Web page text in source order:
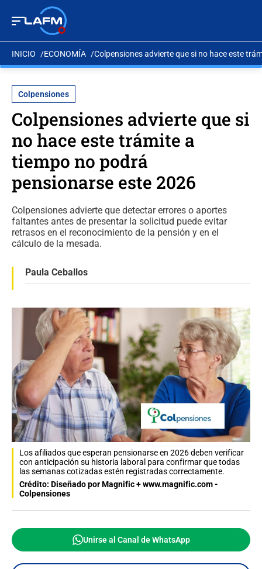
INICIO ECONOMÍA Colpensiones advierte que si no hace este
Colpensiones
Colpensiones advierte que si
no hace este trámite a
tiempo no podrá
pensionarse este 2026
Colpensiones advierte que detectar errores o aportes
faltantes antes de presentar la solicitud puede evitar
retrasos en el reconocimiento de la pensión y en el
cálculo de la mesada.
Paula Ceballos
Los afiliados que esperan pensionarse en 2026 deben verificar
con anticipación su historia laboral para confirmar que todas
las semanas cotizadas estén registradas correctamente.
Crédito: Diseñado por Magnific + www.magnific.com -
Colpensiones
Unirse al Canal de WhatsApp